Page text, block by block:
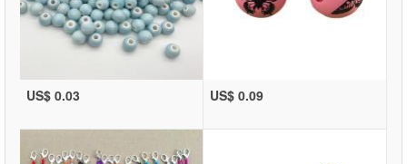
US$ 0.03 US$ 0.09